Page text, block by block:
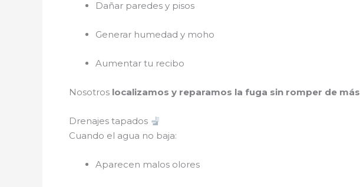
Dañar paredes y pisos
Generar humedad y moho
Aumentar tu recibo
Nosotros localizamos y reparamos la fuga sin romper de más
Drenajes tapados
Cuando el agua no baja:
Aparecen malos olores